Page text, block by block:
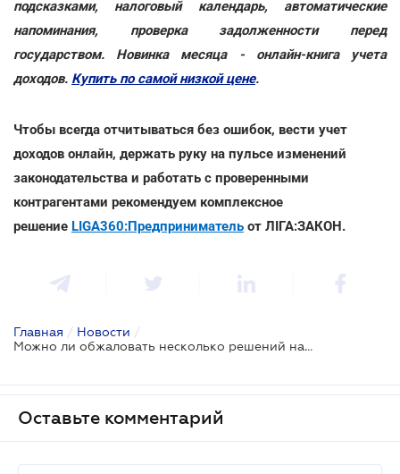
подсказками, налоговый календарь, автоматические
напоминания, проверка задолженности перед
государством. Новинка месяца - онлайн-книга учета
доходов. Купить по самой низкой цене.
Чтобы всегда отчитываться без ошибок, вести учет
доходов онлайн, держать руку на пульсе изменений
законодательства и работать с проверенными
контрагентами рекомендуем комплексное
решение LIGA360:Предприниматель от ЛІГА:ЗАКОН.
Главная / Новости /
Можно ли обжаловать несколько решений налоговой в одной жалобе
Оставьте комментарий